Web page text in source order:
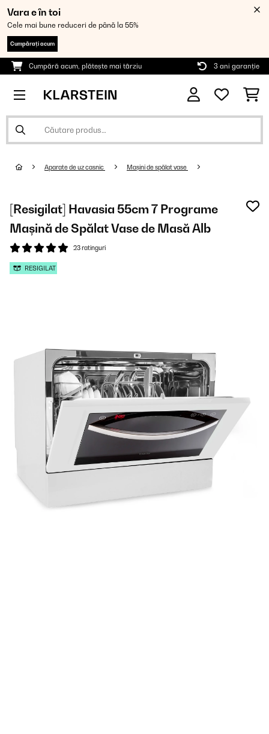
Vara e în toi
Cele mai bune reduceri de până la 55%
Cumpărați acum
Cumpără acum, plătește mai târziu 3 ani garanție
Aparate de uz casnic Mașini de spălat vase
[Resigilat] Havasia 55cm 7 Programe
Mașină de Spălat Vase de Masă Alb
23 ratinguri
RESIGILAT